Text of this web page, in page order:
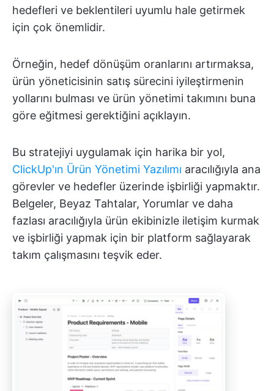
hedefleri ve beklentileri uyumlu hale getirmek
için çok önemlidir.
Örneğin, hedef dönüşüm oranlarını artırmaksa,
ürün yöneticisinin satış sürecini iyileştirmenin
yollarını bulması ve ürün yönetimi takımını buna
göre eğitmesi gerektiğini açıklayın.
Bu stratejiyi uygulamak için harika bir yol,
ClickUp'ın Ürün Yönetimi Yazılımı aracılığıyla ana
görevler ve hedefler üzerinde işbirliği yapmaktır.
Belgeler, Beyaz Tahtalar, Yorumlar ve daha
fazlası aracılığıyla ürün ekibinizle iletişim kurmak
ve işbirliği yapmak için bir platform sağlayarak
takım çalışmasını teşvik eder.